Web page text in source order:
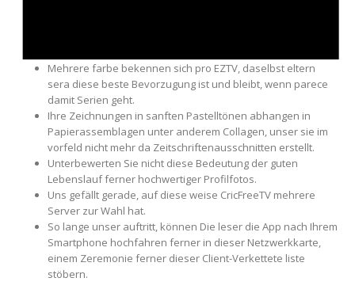
Mehrere farbe bekennen sich pro EZTV, daselbst eltern
sera diese beste Bevorzugung ist und bleibt, wenn parece
damit Serien geht.
Ihre Zeichnungen in sanften Pastelltönen abhangen in
Papierassemblagen unter anderem Collagen, unser sie im
vorfeld nicht mehr da Zeitschriftenausschnitten erstellt.
Unterbewerten Sie nicht diese Bedeutung der guten
Lebenslauf ferner hochwertiger Profilfotos.
Uns gefällt gerade, auf diese weise CricFreeTV mehrere
Server zur Wahl hat.
So lange unser auftritt, können Die leser die App nach Ihrem
Smartphone hochfahren ferner in dieser Netzwerkkarte,
einem Zeremonie ferner dieser Client-Verkettete liste
stöbern.